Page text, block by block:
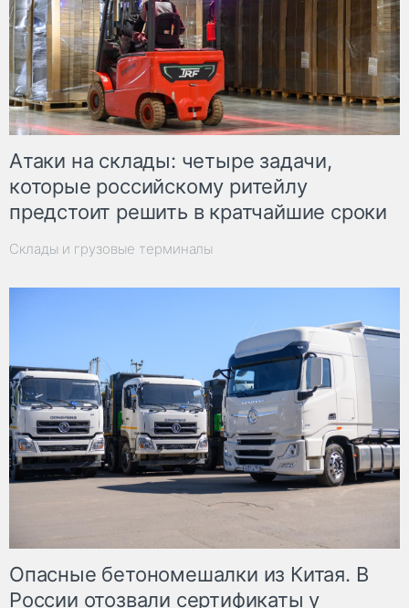
Атаки на склады: четыре задачи,
которые российскому ритейлу
предстоит решить в кратчайшие сроки
Склады и грузовые терминалы
Опасные бетономешалки из Китая. В
России отозвали сертификаты у